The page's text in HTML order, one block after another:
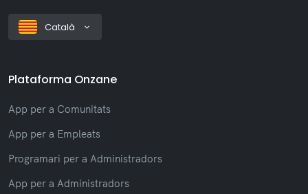
Català
Plataforma Onzane
App per a Comunitats
App per a Empleats
Programari per a Administradors
App per a Administradors